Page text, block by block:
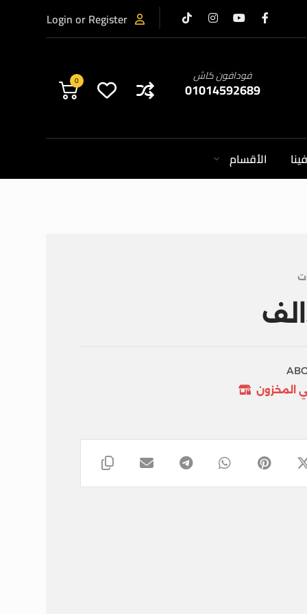
Login or Register
0 فودافون كاش
01014592689
الأقسام
المخزون